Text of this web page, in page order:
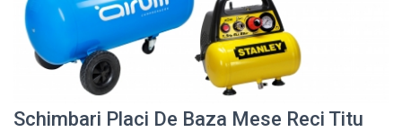
Schimbari Placi De Baza Mese Reci Titu